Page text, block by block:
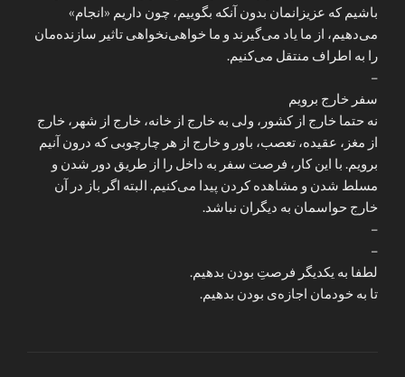
باشیم که عزیزانمان بدون آنکه بگوییم، چون داریم «انجام»
می‌دهیم، از ما یاد می‌گیرند و ما خواهی‌نخواهی تاثیر سازنده‌مان
را به اطراف منتقل می‌کنیم.
–
سفر خارج برویم
نه حتما خارج از کشور، ولی به خارج از خانه، خارج از شهر، خارج
از مغز، عقیده، تعصب، باور و خارج از هر چارچوبی که درون‌ آنیم
برویم. با این کار، فرصت سفر به داخل را از طریق دور شدن و
مسلط شدن و مشاهده کردن پیدا می‌کنیم. البته اگر باز در آن
خارج حواسمان به دیگران نباشد.
–
–
لطفا به یکدیگر فرصتِ بودن بدهیم.
تا به خودمان اجازه‌ی بودن بدهیم.